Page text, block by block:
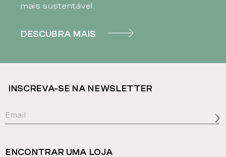
mais sustentável.
DESCUBRA MAIS
INSCREVA-SE NA NEWSLETTER
ENCONTRAR UMA LOJA